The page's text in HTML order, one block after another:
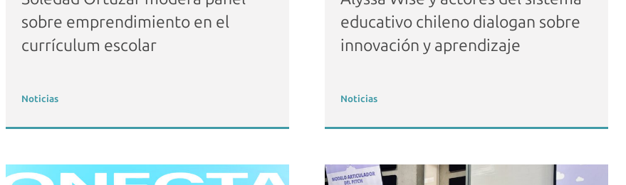
sobre emprendimiento en el
currículum escolar
Noticias
educativo chileno dialogan sobre
innovación y aprendizaje
Noticias